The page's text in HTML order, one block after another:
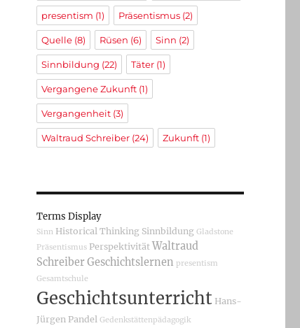
presentism (1) Präsentismus(2)
Quelle(8) Rüsen (6) Sinn (2)
Sinnbildung (22) Täter(1)
Vergangene Zukunft(1)
Vergangenheit(3)
Waltraud Schreiber(24) Zukunft(1)
Terms Display
Sinn Historical Thinking Sinnbildung Gladstone
Präsentismus Perspektivität Waltraud
SchreiberGeschichtslernen presentism
Gesamtschule
Geschichtsunterricht Hans-
Jürgen Pandel Gedenkstättenpädagogik